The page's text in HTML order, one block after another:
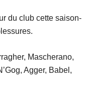
du club cette saison-
Mascherano,
Agger, Babel,